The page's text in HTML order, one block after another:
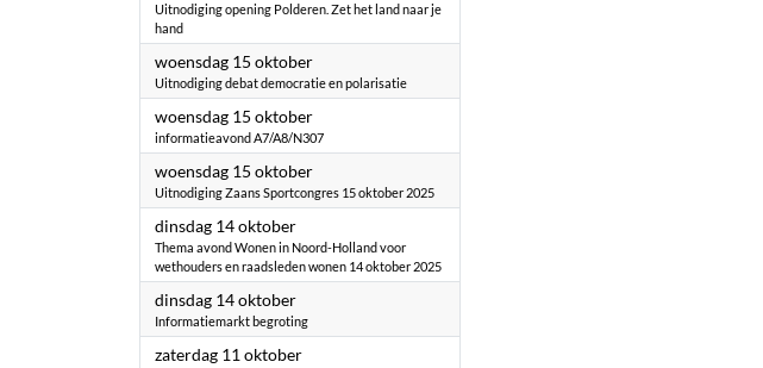
Uitnodiging opening Polderen. Zet het land naar je
hand
woensdag 15 oktober2025
Uitnodiging debat democratie en polarisatie
woensdag 15 oktober2025
informatieavond A7/A8/N307
woensdag 15 oktober2025
Uitnodiging Zaans Sportcongres 15 oktober 2025
dinsdag 14 oktober2025
Thema avond Wonen in Noord-Holland voor
wethouders en raadsleden wonen 14 oktober 2025
dinsdag 14 oktober2025
Informatiemarkt begroting
zaterdag 11 oktober2025